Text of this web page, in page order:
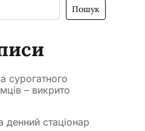
Пошук
сурогатного
– викрито
денний стаціонар